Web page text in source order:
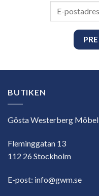
BUTIKEN
Gösta Westerberg Möbel
Fleminggatan 13
112 26 Stockholm
E-post: info@gwm.se